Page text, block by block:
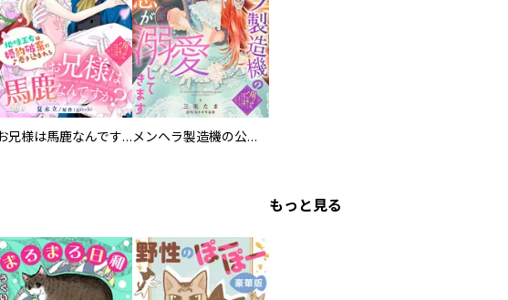
お兄様は馬鹿なんですか？～地味王女は婚約破棄に巻き込まれる～ メンヘラ製造機の公爵令息（過保護）が溺愛してきます
もっと見る